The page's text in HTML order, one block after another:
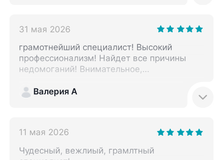
31 мая 2026
грамотнейший специалист! Высокий
профессионализм! Найдет все причины
недомоганий! Внимательное,
Объяснит всё! Рекомендую Аллу Ивановну!
Валерия А
11 мая 2026
Чудесный, вежлиый, грамлтный